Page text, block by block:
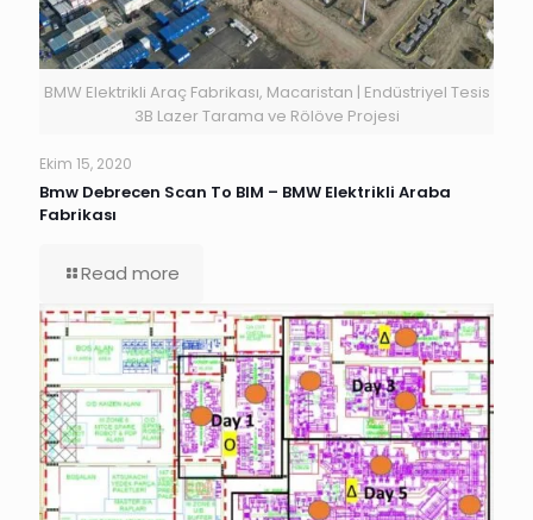
BMW Elektrikli Araç Fabrikası, Macaristan | Endüstriyel Tesis
3B Lazer Tarama ve Rölöve Projesi
Ekim 15, 2020
Bmw Debrecen Scan To BIM – BMW Elektrikli Araba
Fabrikası
Read more